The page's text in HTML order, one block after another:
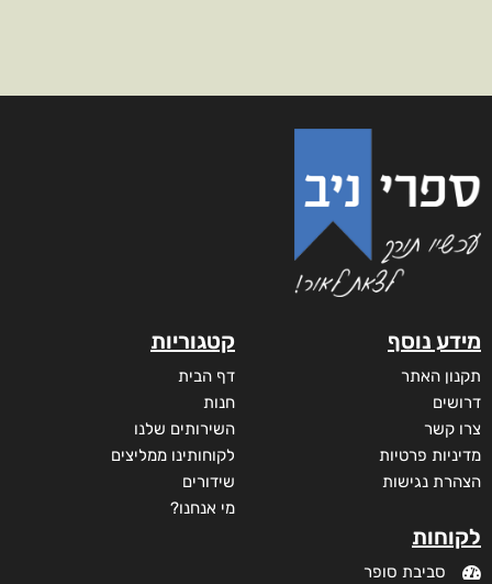
מידע נוסף
תקנון האתר
דרושים
צרו קשר
מדיניות פרטיות
הצהרת נגישות
לקוחות
סביבת סופר
קטגוריות
דף הבית
חנות
השירותים שלנו
לקוחותינו ממליצים
שידורים
מי אנחנו?